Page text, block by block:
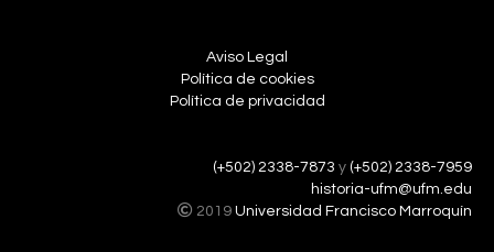
Aviso Legal
Política de cookies
Política de privacidad
(+502) 2338-7873 y (+502) 2338-7959
historia-ufm@ufm.edu
2019 Universidad Francisco Marroquín